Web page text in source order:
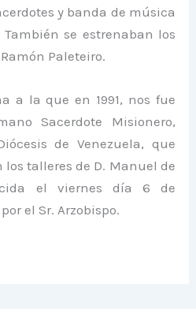
y banda de música
se estrenaban los
Paleteiro.
a la que en 1991, nos fue
Sacerdote Misionero,
de Venezuela, que
talleres de D. Manuel de
el viernes día 6 de
el Sr. Arzobispo.